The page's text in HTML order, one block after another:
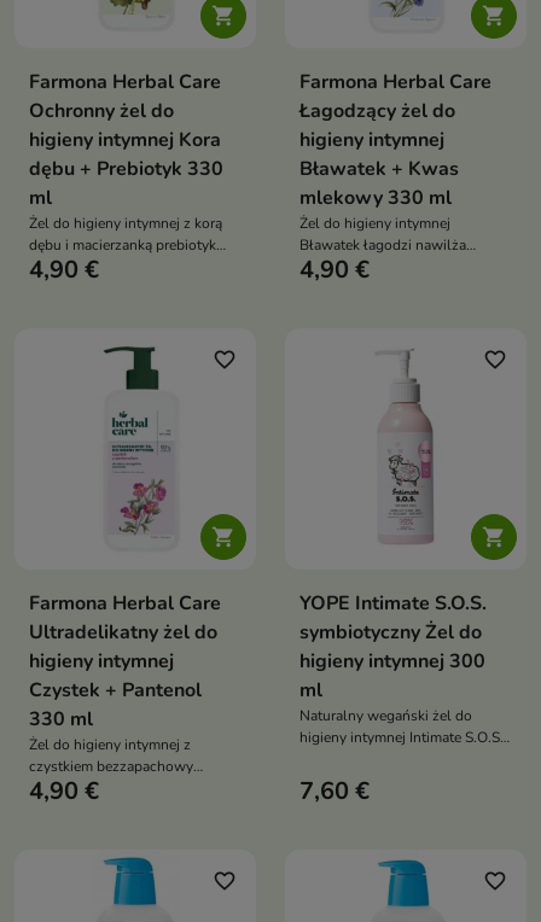

Farmona Herbal Care
Ochronny żel do
higieny intymnej Kora
dębu + Prebiotyk 330
ml
Żel do higieny intymnej z korą
dębu i macierzanką prebiotyk
alantoina łagodzi odświeża
4,90 €

Farmona Herbal Care
Łagodzący żel do
higieny intymnej
Bławatek + Kwas
mlekowy 330 ml
Żel do higieny intymnej
Bławatek łagodzi nawilża
wspiera prawidłowe pH
4,90 €

favorite_border
Farmona Herbal Care
Ultradelikatny żel do
higieny intymnej
Czystek + Pantenol
330 ml
Żel do higieny intymnej z
czystkiem bezzapachowy
łagodny 94 procent naturalnych
alantoina codzienne stosowanie
4,90 €

favorite_border
YOPE Intimate S.O.S.
symbiotyczny Żel do
higieny intymnej 300
ml
Naturalny wegański żel do
higieny intymnej Intimate S.O.S.
aloesem który łagodzi
regeneruje wspiera mikrobiom i
7,60 €
favorite_border favorite_border